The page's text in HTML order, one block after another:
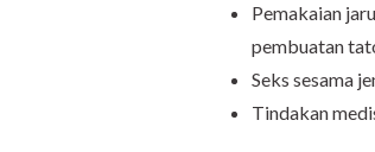
Pemakaian
pembuatan
Seks sesama
Tindakan